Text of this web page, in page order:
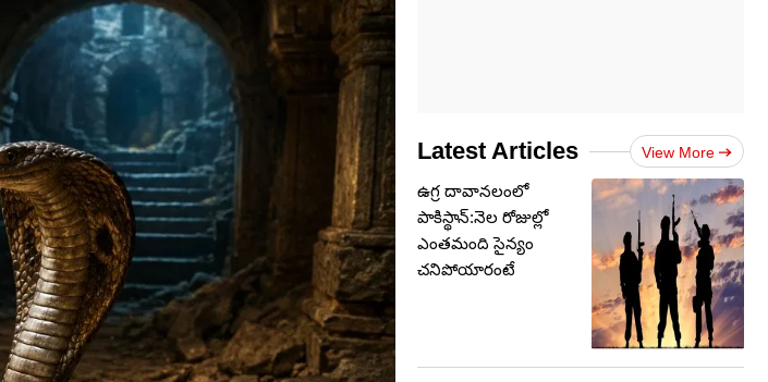
Latest Articles View More
ఉగ్ర దావానలంలో
పాకిస్థాన్:నెల రోజుల్లో
ఎంతమంది సైన్యం
చనిపోయారంటే